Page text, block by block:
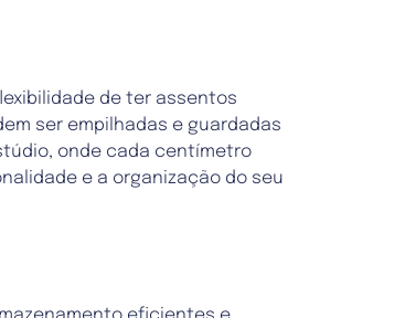
de ter assentos
ser empilhadas e guardadas
onde cada centímetro
e a organização do seu